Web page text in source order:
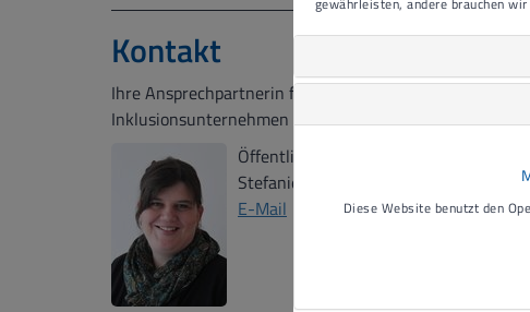
Kontakt
Ihre Ansprechpartnerin für alle Presseanfragen rund
Inklusionsunternehmen iD gGmbH.
Öffentlichkeitsarbeit
Stefanie Henninger-Kusch
E-Mail
Diese Website benutzt den